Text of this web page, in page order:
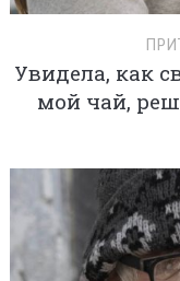
Увидела, как
мой чай,